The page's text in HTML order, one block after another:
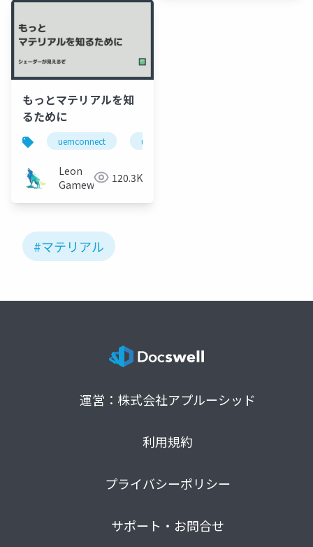
もっとマテリアルを知
るために
uemconnect ue5
Leon
Gameworks120.3K
#マテリアル
運営：株式会社アプルーシッド
利用規約
プライバシーポリシー
サポート・お問合せ